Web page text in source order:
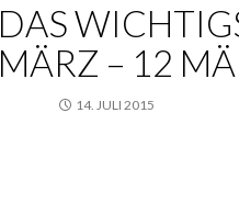
DAS
MÄRZ – 12
14. JULI 2015